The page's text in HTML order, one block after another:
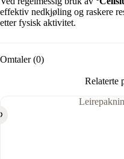
effektiv nedkjøling og raskere
etter fysisk aktivitet.
Omtaler (0)
Relaterte